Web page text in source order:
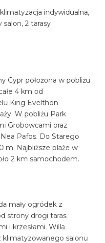
indywidualna,
salon, 2 tarasy
Cypr położona w pobliżu
4 km od
King Evelthon
W pobliżu Park
Grobowcami oraz
Pafos. Do Starego
m. Najbliższe plaże w
2 km samochodem.
mały ogródek z
strony drogi taras
i krzesłami. Willa
klimatyzowanego salonu